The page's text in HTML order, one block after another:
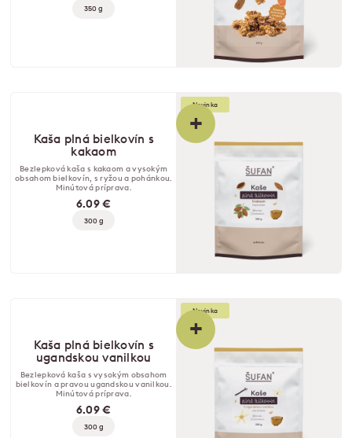
350 g
+
Novinka
Kaša plná bielkovín s
kakaom
Bezlepková kaša s kakaom a vysokým
obsahom bielkovín, s ryžou a pohánkou.
Minútová príprava.
6.09 €
300 g
+
Novinka
Kaša plná bielkovín s
ugandskou vanilkou
Bezlepková kaša s vysokým obsahom
bielkovín a pravou ugandskou vanilkou.
Minútová príprava.
6.09 €
300 g